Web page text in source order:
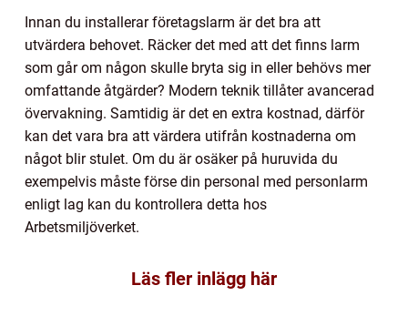
Innan du installerar företagslarm är det bra att
utvärdera behovet. Räcker det med att det finns larm
som går om någon skulle bryta sig in eller behövs mer
omfattande åtgärder? Modern teknik tillåter avancerad
övervakning. Samtidig är det en extra kostnad, därför
kan det vara bra att värdera utifrån kostnaderna om
något blir stulet. Om du är osäker på huruvida du
exempelvis måste förse din personal med personlarm
enligt lag kan du kontrollera detta hos
Arbetsmiljöverket.
Läs fler inlägg här